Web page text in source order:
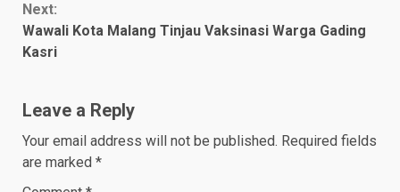
Next:
Wawali Kota Malang Tinjau Vaksinasi Warga Gading
Kasri
Leave a Reply
Your email address will not be published. Required fields
are marked *